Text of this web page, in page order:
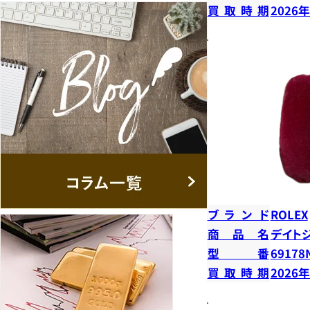
買取時期2026
ブランドROLEX
商品名 デイト
型番
買取時期2026